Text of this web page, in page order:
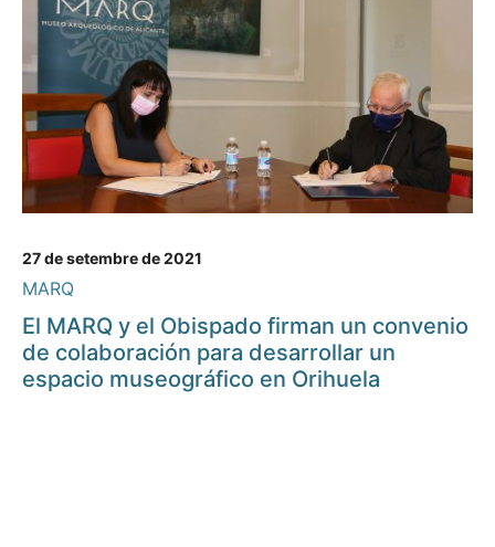
27 de setembre de 2021
MARQ
El MARQ y el Obispado firman un convenio
de colaboración para desarrollar un
espacio museográfico en Orihuela